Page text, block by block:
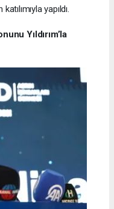
yapıldı.
Yıldırım’la